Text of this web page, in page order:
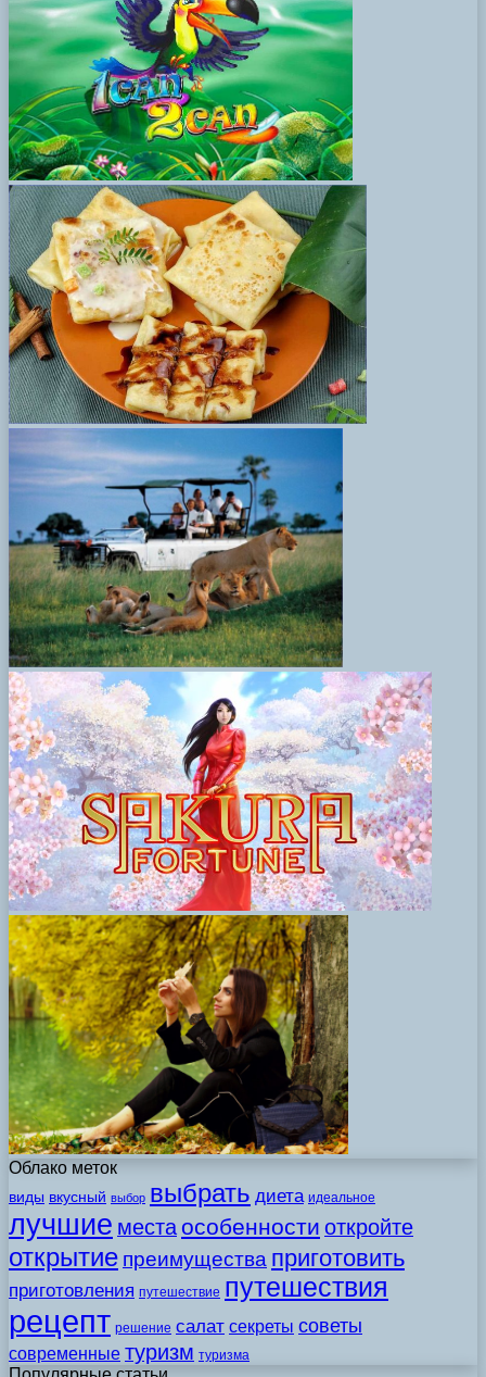
Облако меток
виды вкусный выбор выбрать диета идеальное
лучшие места особенности откройте
открытие преимущества приготовить
приготовления путешествие путешествия
рецепт решение салат секреты советы
современные туризм туризма